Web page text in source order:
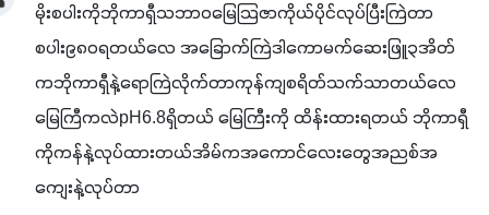
မိုးစပါးကိုဘိုကာရှီသဘာဝမြေသြဇာကိုယ်ပိုင်လုပ်​ပြီးကြဲတာ
စပါး၉၈၀ရတယ်လေ အခြောက်ကြဲဒါကောမက်ဆေးဖြူ၃အိတ်
ကဘိုကာရှီနဲ့ရော​ကြဲလိုက်တာကုန်ကျစရိတ်သက်သာတယ်လေ
မြေကြီကလဲpH6.8ရှိတယ် မြေကြီးကို ထိန်းထားရတယ် ဘိုကာရှီ
ကိုကန်နဲ့လုပ်ထားတယ်အိမ်ကအကောင်လေးတွေအညစ်အ
ကျေးနဲ့လုပ်တာ